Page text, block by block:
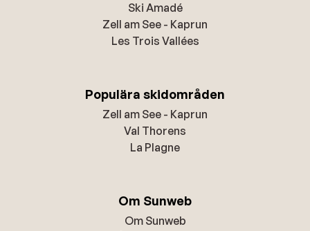
Ski Amadé
Zell am See - Kaprun
Les Trois Vallées
Populära skidområden
Zell am See - Kaprun
Val Thorens
La Plagne
Om Sunweb
Om Sunweb